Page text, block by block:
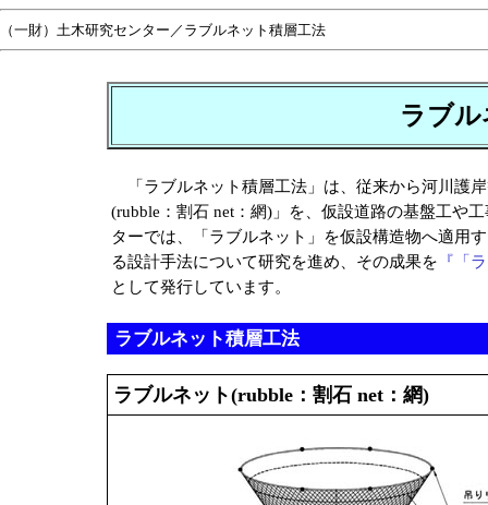
（一財）土木研究センター／ラブルネット積層工法
ラブ
「ラブルネット積層工法」は、従来から河川護
(rubble：割石 net：網)」を、仮設道路の基盤工や
ターでは、「ラブルネット」を仮設構造物へ適用
る設計手法について研究を進め、その成果を 『「
として発行しています。
ラブルネット積層工法
ラブルネット(rubble：割石 net：網)